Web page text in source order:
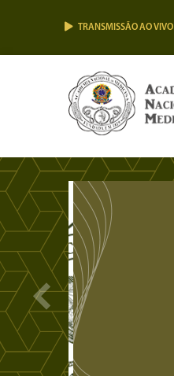
TRANSMISSÃO AO VIVO